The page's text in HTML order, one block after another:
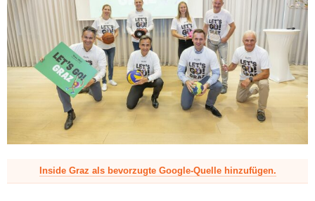
Inside Graz als bevorzugte Google-Quelle hinzufügen.